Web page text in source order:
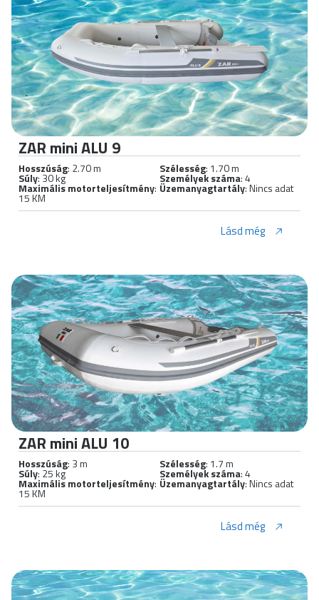
ZAR mini ALU 9
Hosszúság: 2.70 m Szélesség: 1.70 m
Súly: 30 kg Személyek száma: 4
Maximális motorteljesítmény:
15 KM
Üzemanyagtartály: Nincs adat
Lásd még
ZAR mini ALU 10
Hosszúság: 3 m Szélesség: 1.7 m
Súly: 25 kg Személyek száma: 4
Maximális motorteljesítmény:
15 KM
Üzemanyagtartály: Nincs adat
Lásd még